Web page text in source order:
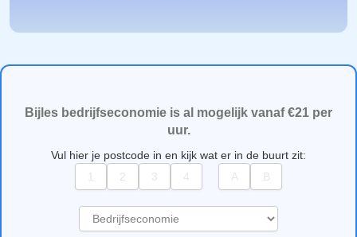
Bijles bedrijfseconomie is al mogelijk vanaf €21 per
uur.
Vul hier je postcode in en kijk wat er in de buurt zit: